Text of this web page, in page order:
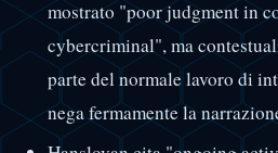
mostrato "poor judgment in
cybercriminal", ma
parte del normale lavoro di
nega fermamente la